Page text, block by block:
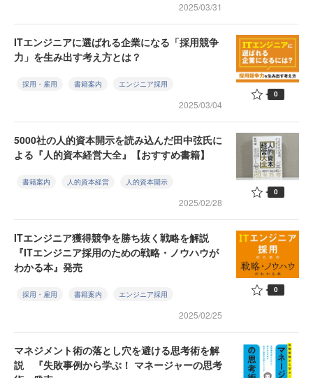
2025/03/31
ITエンジニアに選ばれる企業になる「採用競争
力」を生み出す考え方とは？
採用・雇用 書籍案内 エンジニア採用
2025/03/04
0
5000社の人的資本開示を読み込んだ田中弦氏に
よる『人的資本経営大全』【おすすめ書籍】
書籍案内 人的資本経営 人的資本開示
2025/02/28
0
ITエンジニア獲得競争を勝ち抜く戦略を解説
『ITエンジニア採用のための戦略・ノウハウが
わかる本』発売
採用・雇用 書籍案内 エンジニア採用
2025/02/25
0
マネジメント術の落とし穴を避ける思考術を解
説 『失敗事例から学ぶ！ マネージャーの思考